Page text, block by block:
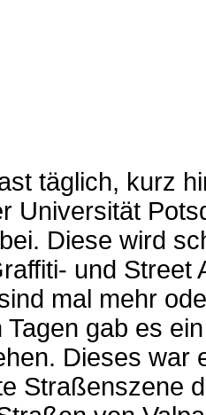
täglich, kurz
Universität
Diese wird
und Street
mal mehr
gab es
Dieses war
Straßenszene